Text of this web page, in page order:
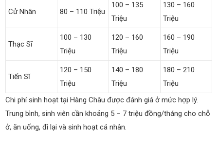
Cử Nhân 80 – 110 Triệu
100 – 135
Triệu
130 – 160
Triệu
Thạc Sĩ
100 – 130
Triệu
120 – 160
Triệu
160 – 190
Triệu
Tiến Sĩ
120 – 150
Triệu
140 – 180
Triệu
180 – 210
Triệu
Chi phí sinh hoạt tại Hàng Châu được đánh giá ở mức hợp lý.
Trung bình, sinh viên cần khoảng 5 – 7 triệu đồng/tháng cho chỗ
ở, ăn uống, đi lại và sinh hoạt cá nhân.